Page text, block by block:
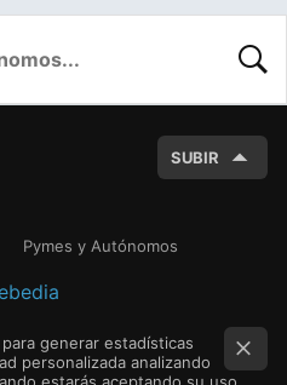
SUBIR
Pymes y Autónomos
generar estadísticas
personalizada analizando